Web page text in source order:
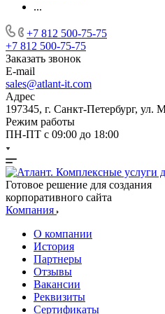
...
+7 812 500-75-75
+7 812 500-75-75
Заказать звонок
E-mail
sales@atlant-it.com
Адрес
197345, г. Санкт-Петербург, ул.
Режим работы
ПН-ПТ с 09:00 до 18:00
Готовое решение для создания
корпоративного сайта
Компания
О компании
История
Партнеры
Отзывы
Вакансии
Реквизиты
Сертификаты